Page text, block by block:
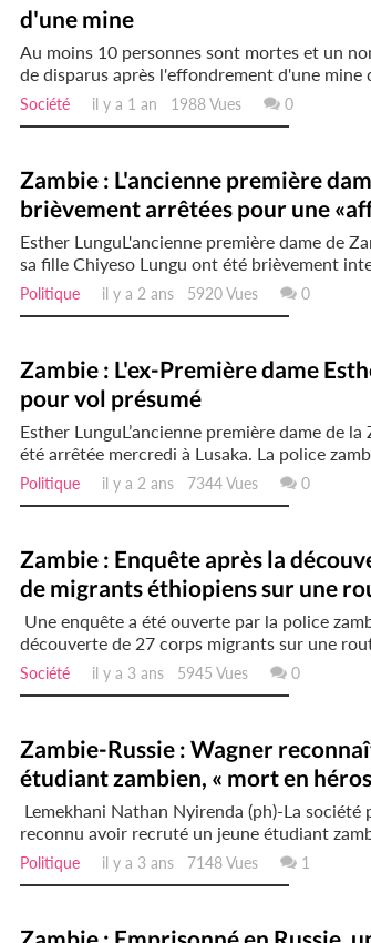
d'une mine
Au moins 10 personnes sont mortes et un
de disparus après l'effondrement d'une mine
Société il y a 1 an 1988 Vues 0
Zambie : L'ancienne première
brièvement arrêtées pour une
Esther LunguL'ancienne première dame de
sa fille Chiyeso Lungu ont été brièvement
Politique il y a 2 ans 5920 Vues 0
Zambie : L'ex-Première dame
pour vol présumé
Esther LunguL’ancienne première dame de
été arrêtée mercredi à Lusaka. La police
Politique il y a 2 ans 7344 Vues 0
Zambie : Enquête après la
de migrants éthiopiens sur une
Une enquête a été ouverte par la police
découverte de 27 corps migrants sur une
Société il y a 3 ans 5945 Vues 0
Zambie-Russie : Wagner
étudiant zambien, « mort en
Lemekhani Nathan Nyirenda (ph)-La société
reconnu avoir recruté un jeune étudiant
Politique il y a 3 ans 7148 Vues 1